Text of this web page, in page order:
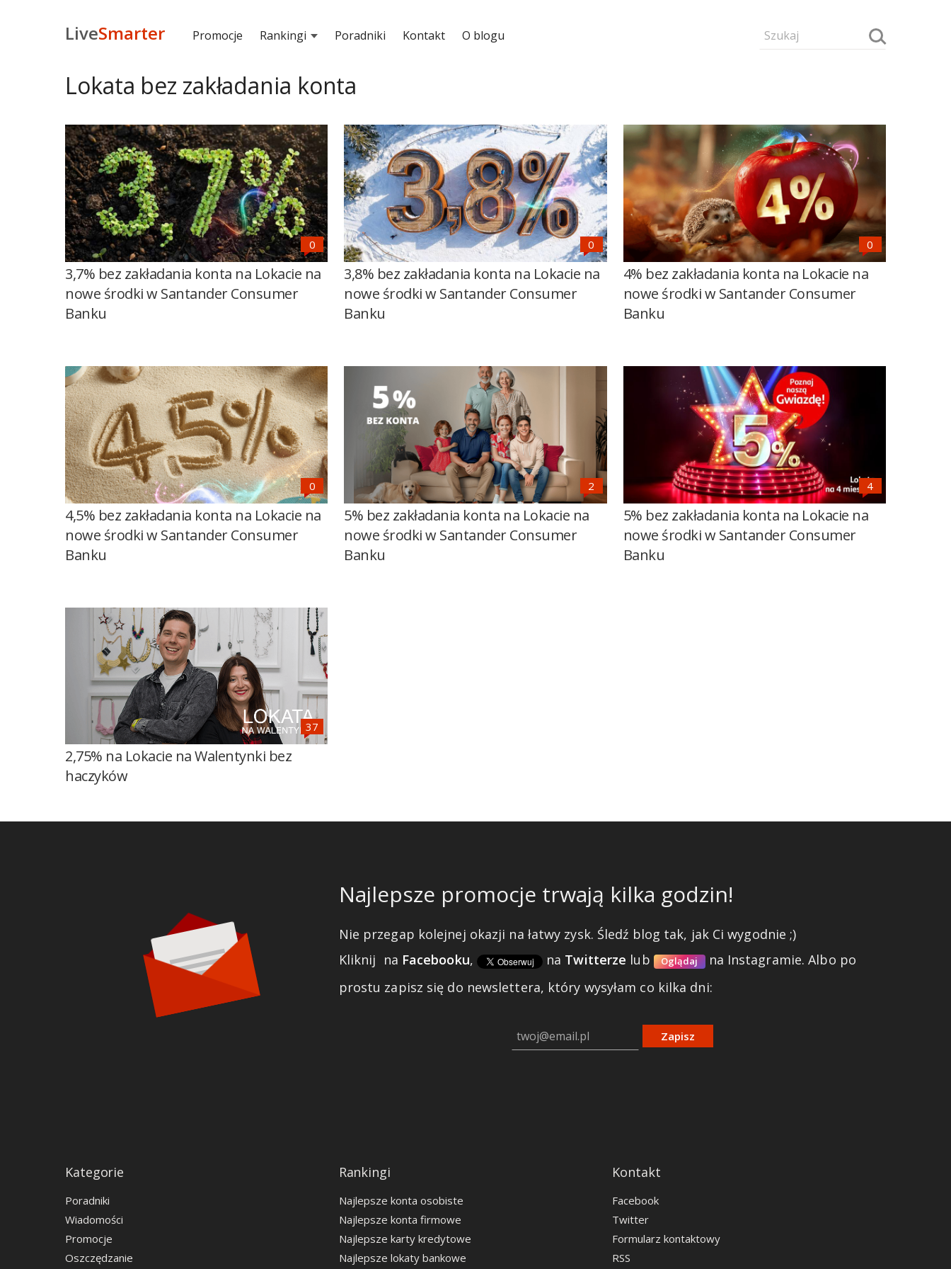
LiveSmarter Promocje Rankingi Poradniki Kontakt O blogu
Lokata bez zakładania konta
3,7% bez zakładania konta na Lokacie na
nowe środki w Santander Consumer
Banku
3,8% bez zakładania konta na Lokacie na
nowe środki w Santander Consumer
Banku
4% bez zakładania konta na Lokacie na
nowe środki w Santander Consumer
Banku
4,5% bez zakładania konta na Lokacie na
nowe środki w Santander Consumer
Banku
5% bez zakładania konta na Lokacie na
nowe środki w Santander Consumer
Banku
5% bez zakładania konta na Lokacie na
nowe środki w Santander Consumer
Banku
2,75% na Lokacie na Walentynki bez
haczyków
Najlepsze promocje trwają kilka godzin!
Nie przegap kolejnej okazji na łatwy zysk. Śledź blog tak, jak Ci wygodnie ;)
Kliknij na Facebooku, na Twitterze lub Oglądaj na Instagramie.Albo po
prostu zapisz się do newslettera, który wysyłam co kilka dni:
Zapisz
Kategorie
Poradniki
Wiadomości
Promocje
Oszczędzanie
Rankingi
Najlepsze konta osobiste
Najlepsze konta firmowe
Najlepsze karty kredytowe
Najlepsze lokaty bankowe
Kontakt
Facebook
Twitter
Formularz kontaktowy
RSS